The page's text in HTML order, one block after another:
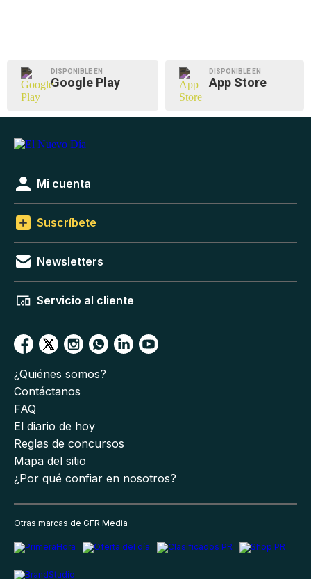
DISPONIBLE EN
Google Play
DISPONIBLE EN
App Store
Mi cuenta
Suscríbete
Newsletters
Servicio al cliente
¿Quiénes somos?
Contáctanos
FAQ
El diario de hoy
Reglas de concursos
Mapa del sitio
¿Por qué confiar en nosotros?
Otras marcas de GFR Media